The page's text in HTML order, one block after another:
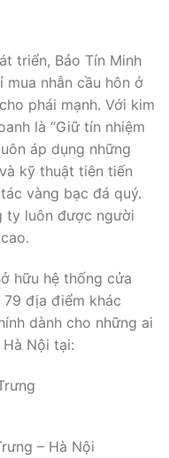
triển, Bảo Tín Minh
nhẫn cầu hôn ở
phái mạnh. Với kim
là “Giữ tín nhiệm
áp dụng những
kỹ thuật tiên tiến
vàng bạc đá quý.
ty luôn được người
hữu hệ thống cửa
địa điểm khác
dành cho những ai
Nội tại:
– Hà Nội